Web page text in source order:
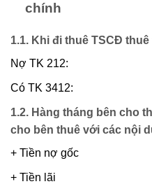
chính
1.1. Khi đi thuê TSCĐ
Nợ TK 212:
Có TK 3412:
1.2. Hàng tháng bên cho
cho bên thuê với các nội
+ Tiền nợ gốc
+ Tiền lãi